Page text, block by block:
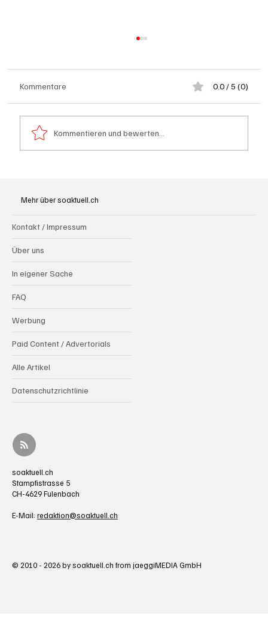
Schulanfang: Achtung Kinder
Kommentare 0.0 / 5 (0)
Kommentieren und bewerten...
Mehr über soaktuell.ch
Kontakt / Impressum
Über uns
In eigener Sache
FAQ
Werbung
Paid Content / Advertorials
Alle Artikel
Datenschutzrichtlinie
soaktuell.ch
Stampfistrasse 5
CH-4629 Fulenbach
E-Mail: redaktion@soaktuell.ch
© 2010 - 2026 by soaktuell.ch from jaeggiMEDIA GmbH